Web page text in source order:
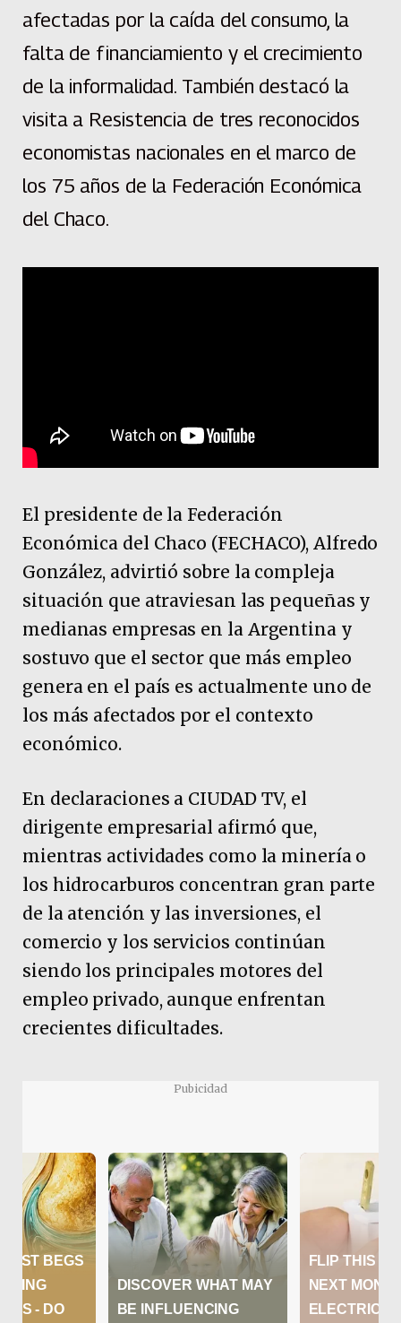
afectadas por la caída del consumo, la
falta de financiamiento y el crecimiento
de la informalidad. También destacó la
visita a Resistencia de tres reconocidos
economistas nacionales en el marco de
los 75 años de la Federación Económica
del Chaco.
El presidente de la Federación
Económica del Chaco (FECHACO), Alfredo
González, advirtió sobre la compleja
situación que atraviesan las pequeñas y
medianas empresas en la Argentina y
sostuvo que el sector que más empleo
genera en el país es actualmente uno de
los más afectados por el contexto
económico.
En declaraciones a CIUDAD TV, el
dirigente empresarial afirmó que,
mientras actividades como la minería o
los hidrocarburos concentran gran parte
de la atención y las inversiones, el
comercio y los servicios continúan
siendo los principales motores del
empleo privado, aunque enfrentan
crecientes dificultades.
Pubicidad